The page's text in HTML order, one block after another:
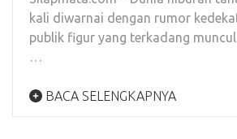
kali diwarnai dengan rumor
publik figur yang terkadang
BACA SELENGKAPNYA